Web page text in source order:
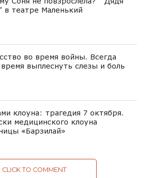
в театре Маленький
во время войны. Всегда
выплеснуть слезы и боль
клоуна: трагедия 7 октября.
медицинского клоуна
«Барзилай»
CLICK TO COMMENT